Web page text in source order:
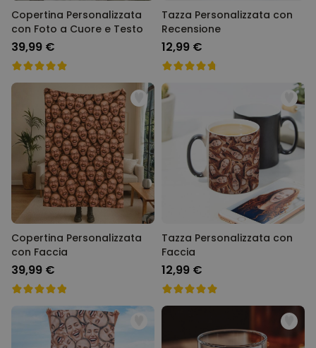
Copertina Personalizzata
con Foto a Cuore e Testo
39,99 €
Tazza Personalizzata con
Recensione
12,99 €
Copertina Personalizzata
con Faccia
39,99 €
Tazza Personalizzata con
Faccia
12,99 €